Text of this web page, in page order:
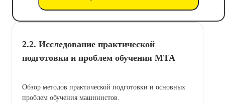
2.2. Исследование практической
подготовки и проблем обучения МТА
Обзор методов практической подготовки и основных
проблем обучения машинистов.